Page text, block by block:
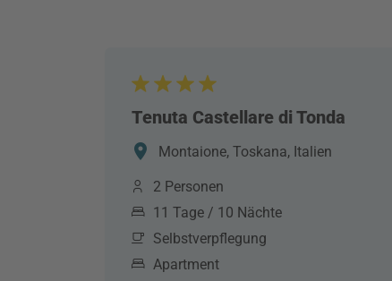
Tenuta Castellare di Tonda
Montaione, Toskana, Italien
2 Personen
11 Tage / 10 Nächte
Selbstverpflegung
Apartment